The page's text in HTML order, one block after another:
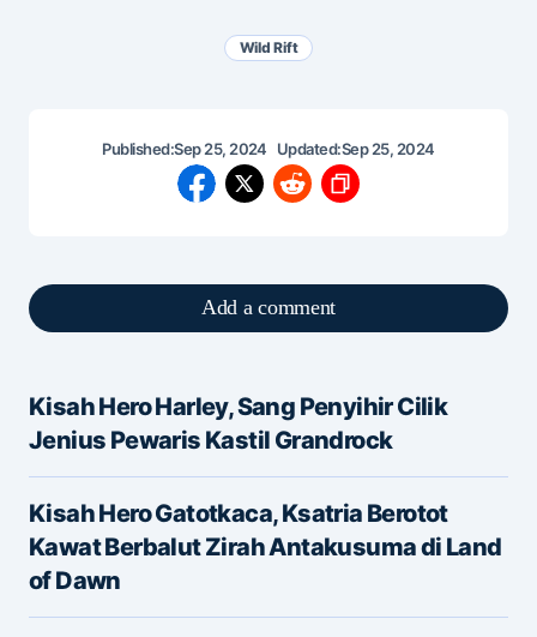
Wild Rift
Published:Sep 25, 2024 Updated:Sep 25, 2024
Add a comment
Alamat email Anda tidak akan dipublikasikan.
Ruas yang wajib ditandai*
Message*
Kisah Hero Harley, Sang Penyihir Cilik
Jenius Pewaris Kastil Grandrock
Kisah Hero Gatotkaca, Ksatria Berotot
Kawat Berbalut Zirah Antakusuma di Land
of Dawn